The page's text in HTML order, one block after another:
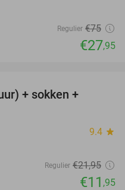
Regulier €75
€27,95
+ sokken +
9.4 star
Regulier €21,95
€11 ,95